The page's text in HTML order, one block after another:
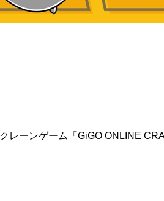
レーンゲーム「GiGO ONLINE